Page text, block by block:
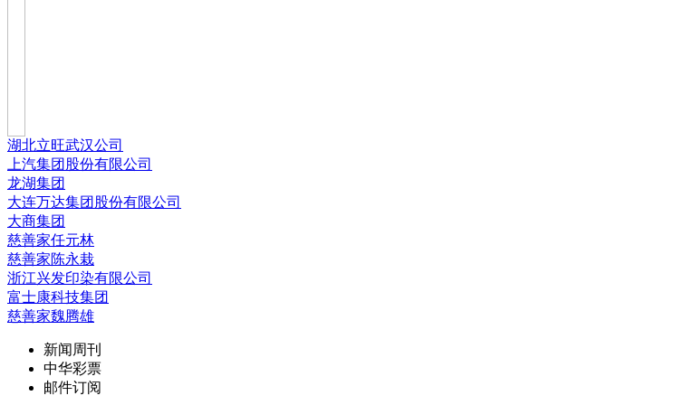
湖北立旺武汉公司
上汽集团股份有限公司
龙湖集团
大连万达集团股份有限公司
大商集团
慈善家任元林
慈善家陈永栽
浙江兴发印染有限公司
富士康科技集团
慈善家魏腾雄
新闻周刊
中华彩票
邮件订阅